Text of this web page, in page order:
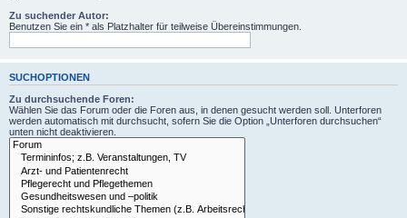
Zu suchender Autor:
Benutzen Sie ein * als Platzhalter für teilweise Übereinstimmungen.
SUCHOPTIONEN
Zu durchsuchende Foren:
Wählen Sie das Forum oder die Foren aus, in denen gesucht werden soll. Unterforen
werden automatisch mit durchsucht, sofern Sie die Option „Unterforen durchsuchen“
unten nicht deaktivieren.